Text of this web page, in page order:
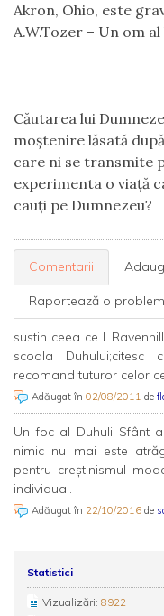
Akron, Ohio, este
A.W.Tozer – Un om
Căutarea lui
moştenire lăsată
care ni se transmite
experimenta o viaţă
cauţi pe Dumnezeu?
Comentarii
Raportează o
sustin ceea ce
scoala
recomand tuturor celor
Adăugat în 02/08/2011 de
Un foc al Duhuli Sfânt
nimic nu mai este
pentru creştinismul
individual.
Adăugat în 22/10/2016 de
Statistici
Vizualizări: 8922